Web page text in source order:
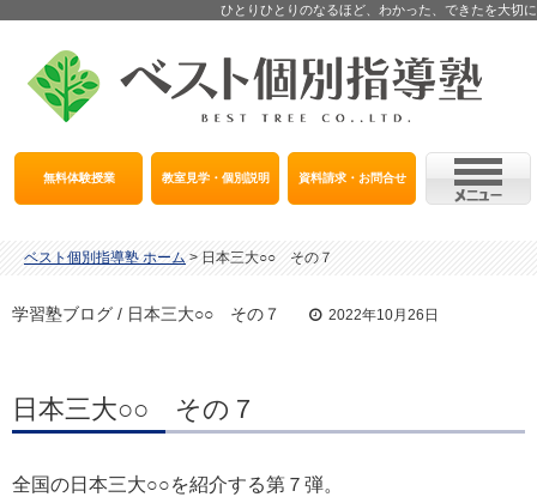
ひとりひとりのなるほど、わかった、できたを大切に
無料体験授業 教室見学・個別説明 資料請求・お問合せ
ベスト個別指導塾 ホーム > 日本三大○○ その７
学習塾ブログ / 日本三大○○ その７ 2022年10月26日
日本三大○○ その７
全国の日本三大○○を紹介する第７弾。